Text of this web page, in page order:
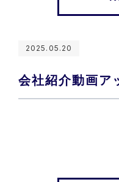
2025.05.20
会社紹介動画ア